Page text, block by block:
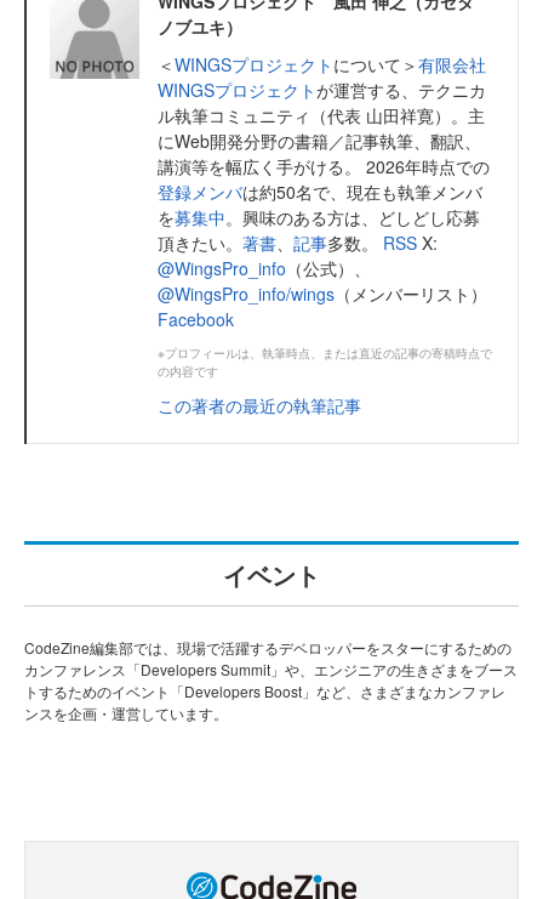
ノブユキ）
＜WINGSプロジェクト について＞有限会社
WINGSプロジェクトが運営する、テクニカ
ル執筆コミュニティ（代表 山田祥寛）。主
にWeb開発分野の書籍／記事執筆、翻訳、
講演等を幅広く手がける。 2026年時点での
登録メンバは約50名で、現在も執筆メンバ
を募集中。興味のある方は、どしどし応募
頂きたい。 著書、 記事多数。 RSS X:
@WingsPro_info （公式）、
@WingsPro_info/wings （メンバーリスト）
Facebook
※プロフィールは、執筆時点、または直近の記事の寄稿時点で
の内容です
この著者の最近の執筆記事
イベント
CodeZine編集部では、現場で活躍するデベロッパーをスターにするための
カンファレンス「Developers Summit」や、エンジニアの生きざまをブース
トするためのイベント「Developers Boost」など、さまざまなカンファレ
ンスを企画・運営しています。